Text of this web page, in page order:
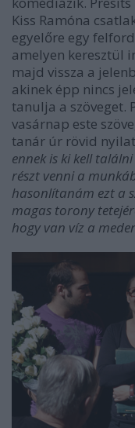
Kiss Ramóna
egyelőre egy
amelyen keresztül
majd vissza a
akinek épp nincs
tanulja a szöveget.
vasárnap este
tanár úr rövid
ennek is ki kell
részt venni a
hasonlítanám ezt a
magas torony
hogy van víz a